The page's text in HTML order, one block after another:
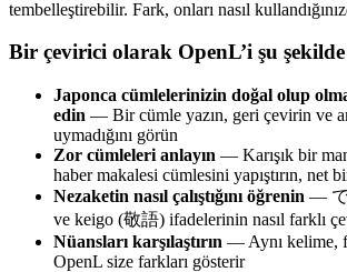
tembelleştirebilir. Fark, onları nasıl
Bir çevirici olarak OpenL’i şu
Japonca cümlelerinizin doğal olup
edin — Bir cümle yazın, geri çevirin ve
uymadığını görün
Zor cümleleri anlayın — Karışık bir
haber makalesi cümlesini yapıştırın, net
Nezaketin nasıl çalıştığını öğrenin — で
ve keigo (敬語) ifadelerinin nasıl farklı
Nüansları karşılaştırın — Aynı kelime,
OpenL size farkları gösterir